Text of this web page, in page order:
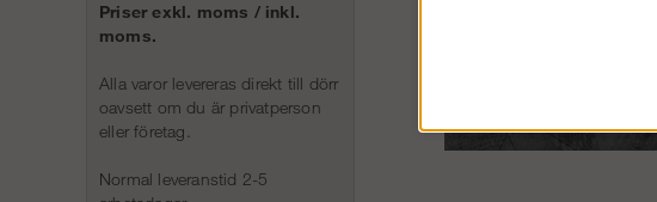
Priser exkl. moms / inkl.
moms.
Alla varor levereras direkt till dörr
oavsett om du är privatperson
eller företag.
Normal leveranstid 2-5